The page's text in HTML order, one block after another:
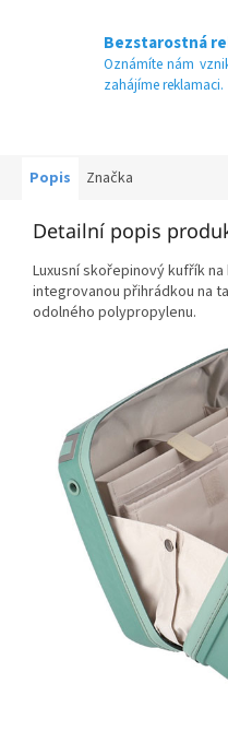
Bezstarostná
Oznámíte nám
zahájíme reklamaci.
Popis Značka
Detailní popis
Luxusní skořepinový kufřík
integrovanou přihrádkou na
odolného polypropylenu.